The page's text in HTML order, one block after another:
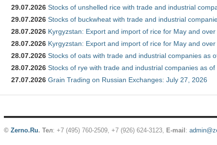
29.07.2026 Stocks of unshelled rice with trade and industrial
29.07.2026 Stocks of buckwheat with trade and industrial
28.07.2026 Kyrgyzstan: Export and import of rice for May and
28.07.2026 Kyrgyzstan: Export and import of rice for May and
28.07.2026 Stocks of oats with trade and industrial companies as
28.07.2026 Stocks of rye with trade and industrial companies as
27.07.2026 Grain Trading on Russian Exchanges: July 27, 2026
© Zerno.Ru. Тел: +7 (495) 760-2509, +7 (926) 624-3123, E-mail :